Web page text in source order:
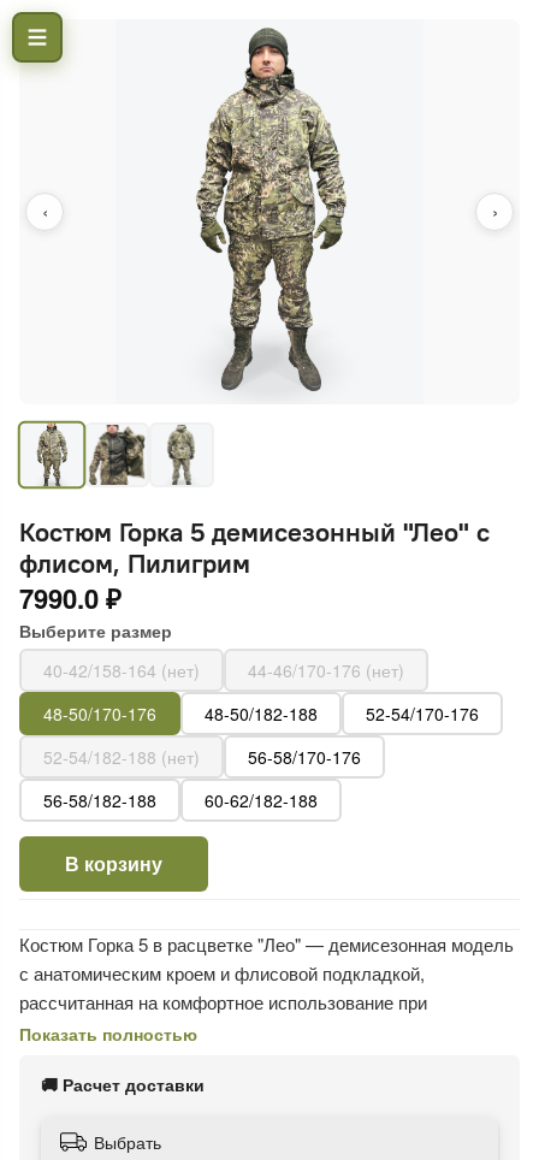
‹ ›
Костюм Горка 5 демисезонный "Лео" с
флисом, Пилигрим
7990.0 ₽
Выберите размер
40-42/158-164 (нет)
44-46/170-176 (нет)
48-50/170-176
48-50/182-188
52-54/170-176
52-54/182-188 (нет)
56-58/170-176
56-58/182-188
60-62/182-188
В корзину
Костюм Горка 5 в расцветке "Лео" — демисезонная модель
с анатомическим кроем и флисовой подкладкой,
рассчитанная на комфортное использование при
температуре до -10°C. Выполнен из прочной ткани рип-стоп
влиянию внешней среды. Хлопок в составе обеспечивает
долговечность, стойкость цвета и форму изделия.
Показать полностью
🚚 Расчет доставки
Выбрать